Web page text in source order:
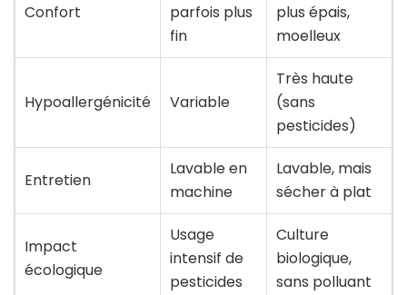
Confort
parfois plus
fin
plus épais,
moelleux
Hypoallergénicité Variable
Très haute
(sans
pesticides)
Entretien
Lavable en
machine
Lavable, mais
sécher à plat
Impact
écologique
Usage
intensif de
pesticides
Culture
biologique,
sans polluant